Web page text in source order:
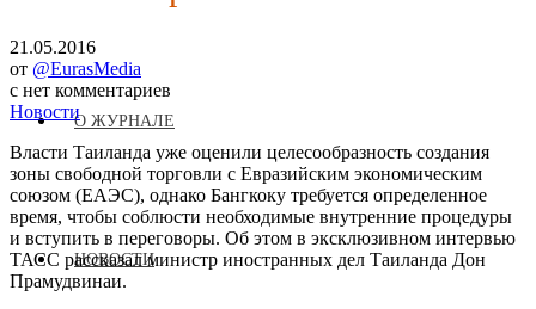
О ЖУРНАЛЕ
НОВОСТИ
21.05.2016
от @EurasMedia
с нет комментариев
Новости
Власти Таиланда уже оценили целесообразность создания
зоны свободной торговли с Евразийским экономическим
союзом (ЕАЭС), однако Бангкоку требуется определенное
время, чтобы соблюсти необходимые внутренние процедуры
и вступить в переговоры. Об этом в эксклюзивном интервью
ТАСС рассказал министр иностранных дел Таиланда Дон
Прамудвинаи.